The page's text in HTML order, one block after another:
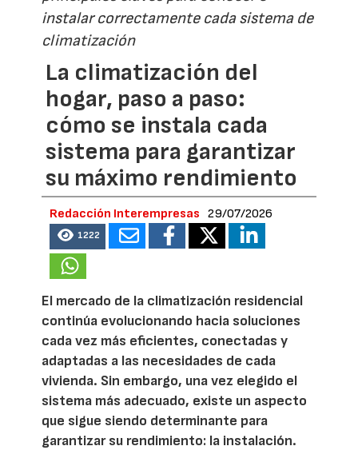
instalar correctamente cada sistema de
climatización
La climatización del
hogar, paso a paso:
cómo se instala cada
sistema para garantizar
su máximo rendimiento
Redacción Interempresas 29/07/2026
1222
El mercado de la climatización residencial
continúa evolucionando hacia soluciones
cada vez más eficientes, conectadas y
adaptadas a las necesidades de cada
vivienda. Sin embargo, una vez elegido el
sistema más adecuado, existe un aspecto
que sigue siendo determinante para
garantizar su rendimiento: la instalación.